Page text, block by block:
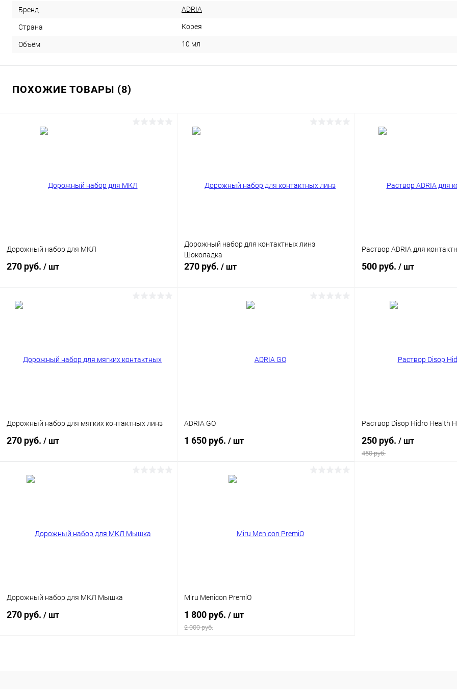
Бренд ADRIA
Страна Корея
Объём 10 мл
ПОХОЖИЕ ТОВАРЫ (8)
Дорожный набор для МКЛ
270 руб. / шт
Дорожный набор для контактных линз
Шоколадка
270 руб. / шт
В корзину
Раствор ADRIA для
500 руб. / шт
Дорожный набор для мягких контактных линз
270 руб. / шт
ADRIA GO
1 650 руб. / шт
Раствор Disop Hidro Health
250 руб. / шт
450 руб.
Дорожный набор для МКЛ Мышка
270 руб. / шт
Miru Menicon PremiO
1 800 руб. / шт
2 000 руб.